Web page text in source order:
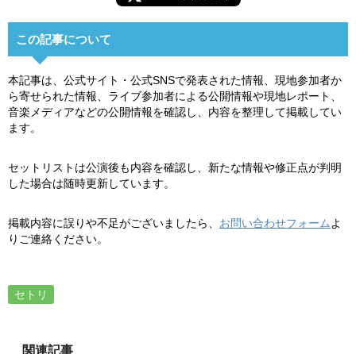
この記事について
本記事は、公式サイト・公式SNSで発表された情報、現地参加者か
ら寄せられた情報、ライブ参加者による公開情報や現地レポート、
音楽メディアなどの公開情報を確認し、内容を整理して掲載してい
ます。
セットリストは公演後も内容を確認し、新たな情報や修正点が判明
した場合は随時更新しています。
掲載内容に誤りや不足がございましたら、 お問い合わせフォームよ
りご連絡ください。
セトリ
関連記事